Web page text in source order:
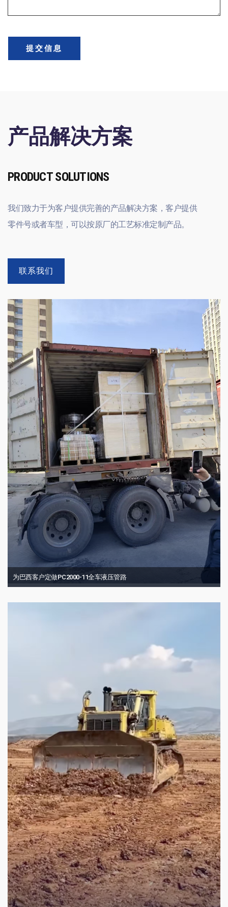
提交信息
产品解决方案
PRODUCT SOLUTIONS
我们致力于为客户提供完善的产品解决方案，客户提供
零件号或者车型，可以按原厂的工艺标准定制产品。
联系我们
为巴西客户定做PC2000-11全车液压管路